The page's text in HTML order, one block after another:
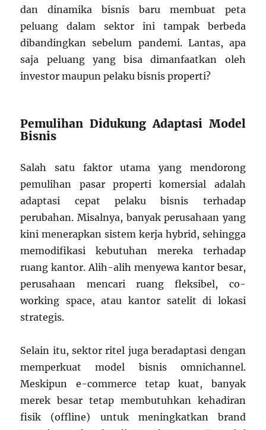
dan dinamika bisnis baru membuat peta
peluang dalam sektor ini tampak berbeda
dibandingkan sebelum pandemi. Lantas, apa
saja peluang yang bisa dimanfaatkan oleh
investor maupun pelaku bisnis properti?
Pemulihan Didukung Adaptasi Model
Bisnis
Salah satu faktor utama yang mendorong
pemulihan pasar properti komersial adalah
adaptasi cepat pelaku bisnis terhadap
perubahan. Misalnya, banyak perusahaan yang
kini menerapkan sistem kerja hybrid, sehingga
memodifikasi kebutuhan mereka terhadap
ruang kantor. Alih-alih menyewa kantor besar,
perusahaan mencari ruang fleksibel, co-
working space, atau kantor satelit di lokasi
strategis.
Selain itu, sektor ritel juga beradaptasi dengan
memperkuat model bisnis omnichannel.
Meskipun e-commerce tetap kuat, banyak
merek besar tetap membutuhkan kehadiran
fisik (offline) untuk meningkatkan brand